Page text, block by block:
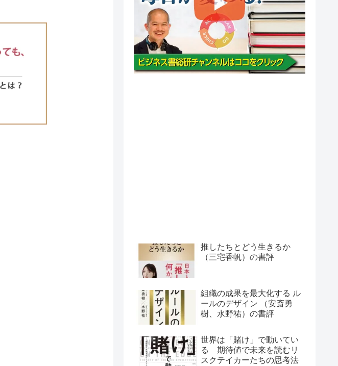
推したちとどう生きるか
（三宅香帆）の書評
組織の成果を最大化する ル
ールのデザイン （安斎勇
樹、水野祐）の書評
世界は「賭け」で動いてい
る 期待値で未来を読むリ
スクテイカーたちの思考法